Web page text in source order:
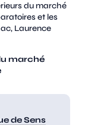
du marché
et les
Laurence
marché
de Sens